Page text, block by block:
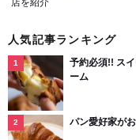
人気記事ランキング
予約必須!! ス
ーム
パン愛好家が